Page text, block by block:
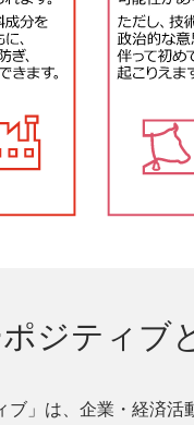
ジティブ
ブ」は、企業・経済